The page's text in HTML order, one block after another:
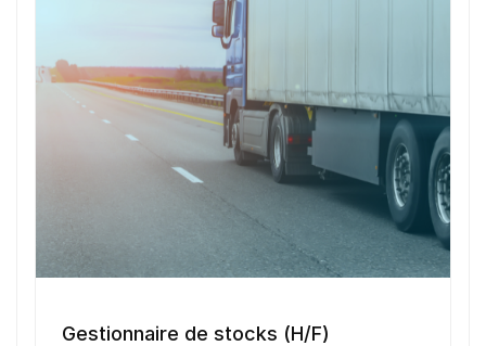
des passagers. Il doit vérifier l’état de l’autocar
avant chaque départ, s’assurer du bon
fonctionnement des équipements de sécurité et
gérer les situations imprévues avec
professionnalisme. L’écoute, la vigilance et le
respect des réglementations routières sont des
compétences essentielles pour ce métier.
Gestionnaire de stocks (H/F)